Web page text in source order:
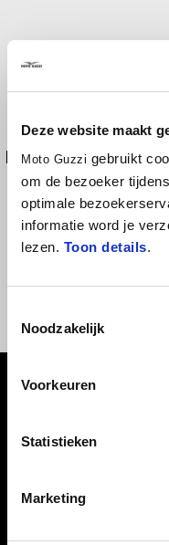
Deze website maakt
Moto Guzzi gebruikt
om de bezoeker
optimale
informatie word je
lezen. Toon details.
Noodzakelijk
Voorkeuren
Statistieken
Marketing
Side thank protections
protect the sides parts of
Due to the design and